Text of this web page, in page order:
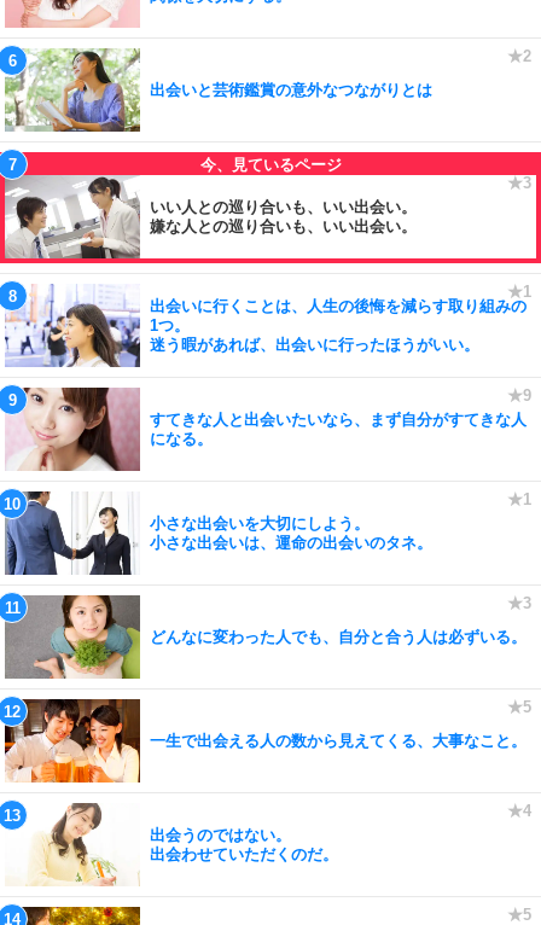
出会いと芸術鑑賞の意外なつながりとは
いい人との巡り合いも、いい出会い。
嫌な人との巡り合いも、いい出会い。
出会いに行くことは、人生の後悔を減らす取り組みの
1つ。
迷う暇があれば、出会いに行ったほうがいい。
すてきな人と出会いたいなら、まず自分がすてきな人
になる。
小さな出会いを大切にしよう。
小さな出会いは、運命の出会いのタネ。
どんなに変わった人でも、自分と合う人は必ずいる。
一生で出会える人の数から見えてくる、大事なこと。
出会うのではない。
出会わせていただくのだ。